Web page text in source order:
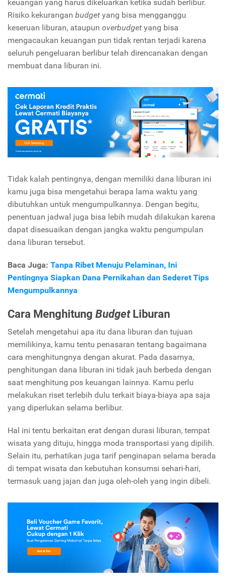
keuangan yang harus dikeluarkan ketika sudah berlibur.
Risiko kekurangan budget yang bisa mengganggu
keseruan liburan, ataupun overbudget yang bisa
mengacaukan keuangan pun tidak rentan terjadi karena
seluruh pengeluaran berlibur telah direncanakan dengan
membuat dana liburan ini.
Tidak kalah pentingnya, dengan memiliki dana liburan ini
kamu juga bisa mengetahui berapa lama waktu yang
dibutuhkan untuk mengumpulkannya. Dengan begitu,
penentuan jadwal juga bisa lebih mudah dilakukan karena
dapat disesuaikan dengan jangka waktu pengumpulan
dana liburan tersebut.
Baca Juga: Tanpa Ribet Menuju Pelaminan, Ini
Pentingnya Siapkan Dana Pernikahan dan Sederet Tips
Mengumpulkannya
Cara Menghitung BudgetLiburan
Setelah mengetahui apa itu dana liburan dan tujuan
memilikinya, kamu tentu penasaran tentang bagaimana
cara menghitungnya dengan akurat. Pada dasarnya,
penghitungan dana liburan ini tidak jauh berbeda dengan
saat menghitung pos keuangan lainnya. Kamu perlu
melakukan riset terlebih dulu terkait biaya-biaya apa saja
yang diperlukan selama berlibur.
Hal ini tentu berkaitan erat dengan durasi liburan, tempat
wisata yang dituju, hingga moda transportasi yang dipilih.
Selain itu, perhatikan juga tarif penginapan selama berada
di tempat wisata dan kebutuhan konsumsi sehari-hari,
termasuk uang jajan dan juga oleh-oleh yang ingin dibeli.